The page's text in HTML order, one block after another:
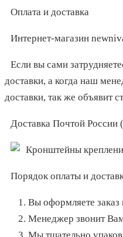
Оплата и доставка
Интернет-магазин
Если вы сами
доставки, а когда наш
доставки, так же объявит
Доставка Почтой России
Порядок оплаты и
Вы оформляете заказ
Менеджер звонит